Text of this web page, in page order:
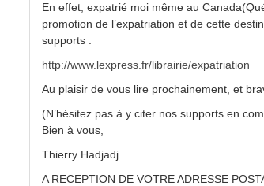
En effet, expatrié moi même au
promotion de l’expatriation et de cette
supports :
http://www.lexpress.fr/librairie/expatriation
Au plaisir de vous lire prochainement, et
(N’hésitez pas à y citer nos supports en
Bien à vous,
Thierry Hadjadj
A RECEPTION DE VOTRE ADRESSE